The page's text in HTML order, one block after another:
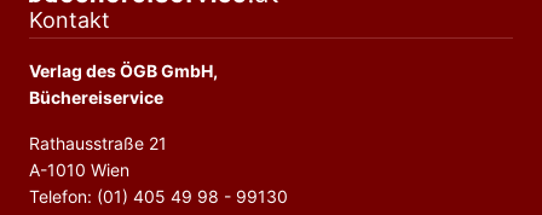
Kontakt
Verlag des ÖGB GmbH,
Büchereiservice
Rathausstraße 21
A-1010 Wien
Telefon: (01) 405 49 98 - 99130